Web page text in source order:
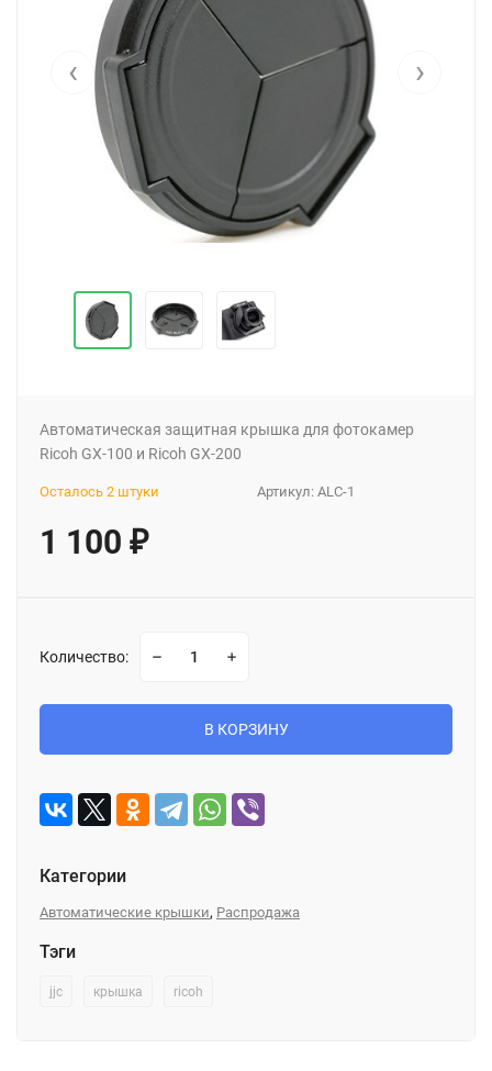
‹ ›
Автоматическая защитная крышка для фотокамер
Ricoh GX-100 и Ricoh GX-200
Артикул: ALC-1
Осталось 2 штуки
1 100 ₽
Количество:
В КОРЗИНУ
Категории
Автоматические крышки, Распродажа
Тэги
jjc крышка ricoh